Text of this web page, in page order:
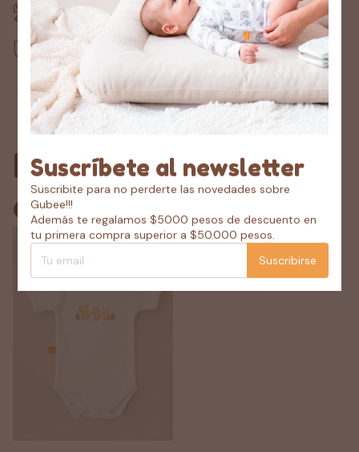
Devoluciones gratis
Hasta 30 días después de tu compra
Compra segura
Tus datos protegidos
Para comprar con
este producto
Suscríbete al newsletter
Suscribite para no perderte las novedades sobre
Gubee!!!
Además te regalamos $5000 pesos de descuento en
tu primera compra superior a $50.000 pesos.
Suscribirse